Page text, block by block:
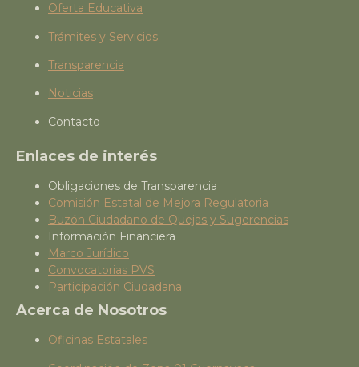
Oferta Educativa
Trámites y Servicios
Transparencia
Noticias
Contacto
Enlaces de interés
Obligaciones de Transparencia
Comisión Estatal de Mejora Regulatoria
Buzón Ciudadano de Quejas y Sugerencias
Información Financiera
Marco Jurídico
Convocatorias PVS
Participación Ciudadana
Acerca de Nosotros
Oficinas Estatales